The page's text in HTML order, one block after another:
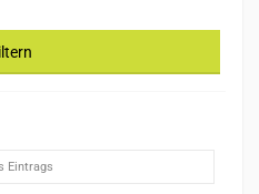
Eintrags